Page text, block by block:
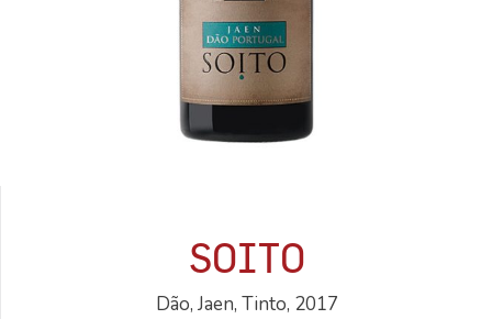
SOITO
Dão, Jaen, Tinto, 2017